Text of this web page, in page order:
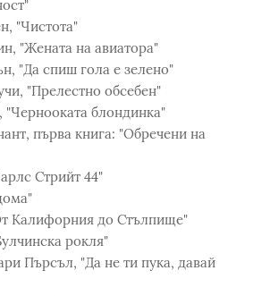
"Чистота"
"Жената на авиатора"
"Да спиш гола е зелено"
"Прелестно обсебен"
блондинка"
първа книга: "Обречени на
Стрийт 44"
Калифорния до Стълпище"
рокля"
Пърсъл, "Да не ти пука, давай